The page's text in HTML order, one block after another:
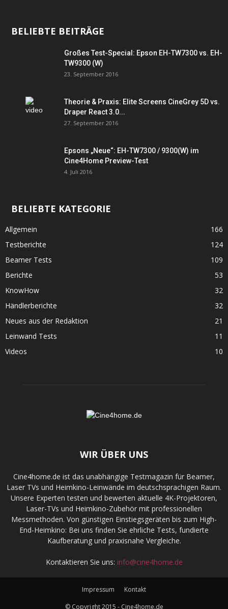
BELIEBTE BEITRÄGE
Großes Test-Special: Epson EH-TW7300 vs. EH-
TW9300 (W)
23. September 2016
Theorie & Praxis: Elite Screens CineGrey 5D vs.
Draper React 3.0...
27. September 2016
Epsons „Neue“: EH-TW7300 / 9300(W) im
Cine4Home Preview-Test
4. Juli 2016
BELIEBTE KATEGORIE
Allgemein
166
Testberichte
124
Beamer Tests
109
Berichte
53
KnowHow
32
Händlerberichte
32
Neues aus der Redaktion
21
Leinwand Tests
11
Videos
10
WIR ÜBER UNS
Cine4home.de ist das unabhängige Testmagazin für Beamer,
Laser TVs und Heimkino-Leinwände im deutschsprachigen Raum.
Unsere Experten testen und bewerten aktuelle 4K-Projektoren,
Laser-TVs und Heimkino-Zubehör mit professionellen
Messmethoden. Von günstigen Einstiegsgeräten bis zum High-
End-Heimkino: Bei uns finden Sie ehrliche Tests, fundierte
Kaufberatung und praxisnahe Vergleiche.
Kontaktieren Sie uns: info@cine4home.de
Impressum
Kontakt
© Copyright 2015 - Cine4home.de